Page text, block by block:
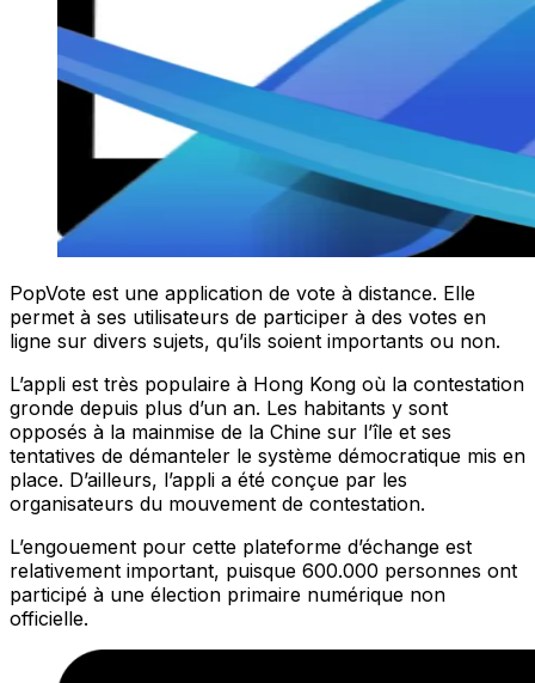
PopVote est une application de vote à distance. Elle
permet à ses utilisateurs de participer à des votes en
ligne sur divers sujets, qu’ils soient importants ou non.
L’appli est très populaire à Hong Kong où la contestation
gronde depuis plus d’un an. Les habitants y sont
opposés à la mainmise de la Chine sur l’île et ses
tentatives de démanteler le système démocratique mis en
place. D’ailleurs, l’appli a été conçue par les
organisateurs du mouvement de contestation.
L’engouement pour cette plateforme d’échange est
relativement important, puisque 600.000 personnes ont
participé à une élection primaire numérique non
officielle.